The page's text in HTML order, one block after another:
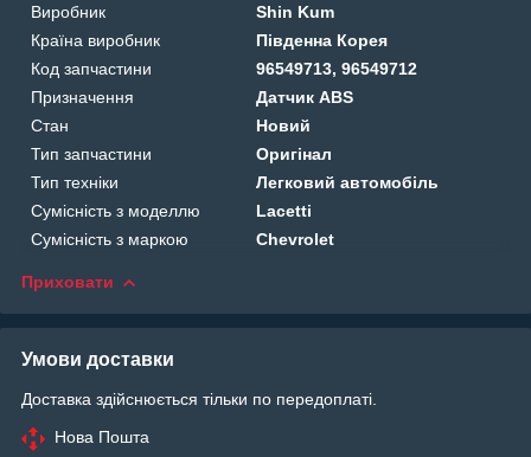
Виробник
Shin Kum
Країна виробник
Південна Корея
Код запчастини
96549713, 96549712
Призначення
Датчик ABS
Стан
Новий
Тип запчастини
Оригінал
Тип техніки
Легковий автомобіль
Сумісність з моделлю
Lacetti
Сумісність з маркою
Chevrolet
Приховати
Умови доставки
Доставка здійснюється тільки по передоплаті.
Нова Пошта